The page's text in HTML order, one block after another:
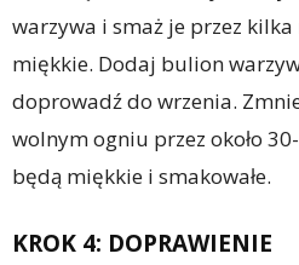
warzywa i smaż je przez
miękkie. Dodaj bulion
doprowadź do wrzenia.
wolnym ogniu przez około
będą miękkie i smakowałe.
KROK 4: DOPRAWIENIE